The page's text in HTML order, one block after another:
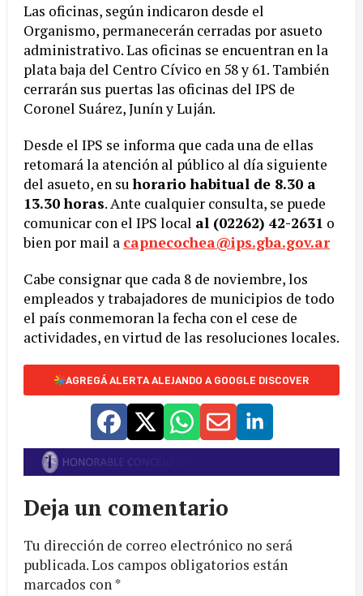
Las oficinas, según indicaron desde el
Organismo, permanecerán cerradas por asueto
administrativo. Las oficinas se encuentran en la
plata baja del Centro Cívico en 58 y 61. También
cerrarán sus puertas las oficinas del IPS de
Coronel Suárez, Junín y Luján.
Desde el IPS se informa que cada una de ellas
retomará la atención al público al día siguiente
del asueto, en suhorario habitual de 8.30 a
13.30 horas. Ante cualquier consulta, se puede
comunicar con el IPS local al (02262) 42-2631 o
bien por mail a capnecochea@ips.gba.gov.ar
Cabe consignar que cada 8 de noviembre, los
empleados y trabajadores de municipios de todo
el país conmemoran la fecha con el cese de
actividades, en virtud de las resoluciones locales.
AGREGÁ ALERTA ALEJANDO A GOOGLE DISCOVER
Deja un comentario
Tu dirección de correo electrónico no será
publicada.Los campos obligatorios están
marcados con*